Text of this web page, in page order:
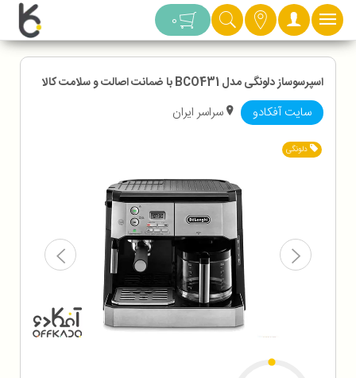
دسته بندی 0
اسپرسوساز دلونگی مدل BCO431 با ضمانت اصالت و سلامت کالا
سایت آفکادو سراسر ایران
دلونگی